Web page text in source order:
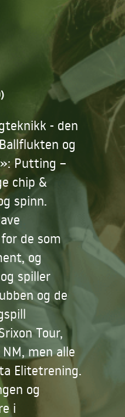
- den
og
Putting –
chip &
spinn.
de som
og
spiller
og de
Tour,
men alle
Elitetrening.
og
i